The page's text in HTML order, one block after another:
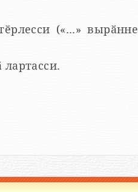
(«...» вырӑнне
лартасси.